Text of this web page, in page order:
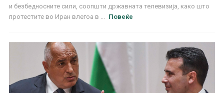
и безбедносните сили, соопшти државната телевизија, како што
протестите во Иран влегоа в ...
Повеќе